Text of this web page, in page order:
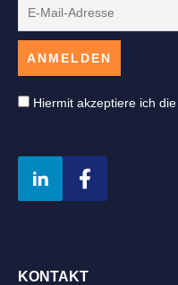
Hiermit akzeptiere ich
KONTAKT